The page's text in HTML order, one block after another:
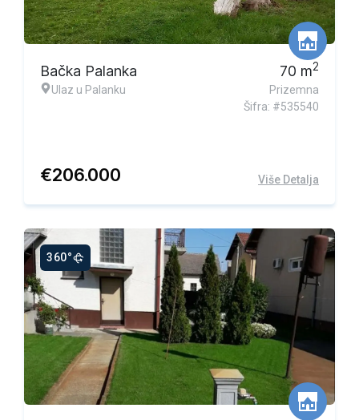
Bačka Palanka
Ulaz u Palanku
70 m2
Prizemna
Šifra: #535540
€206.000 Više Detalja
360°